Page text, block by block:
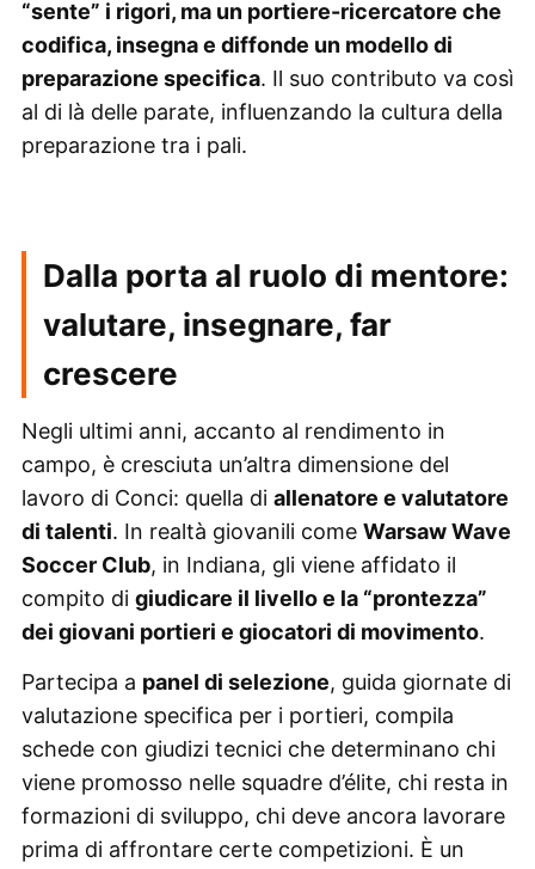
“sente” i rigori, ma un portiere-ricercatore che
codifica, insegna e diffonde un modello di
preparazione specifica. Il suo contributo va così
al di là delle parate, influenzando la cultura della
preparazione tra i pali.
Dalla porta al ruolo di mentore:
valutare, insegnare, far
crescere
Negli ultimi anni, accanto al rendimento in
campo, è cresciuta un’altra dimensione del
lavoro di Conci: quella di allenatore e valutatore
di talenti. In realtà giovanili come Warsaw Wave
Soccer Club, in Indiana, gli viene affidato il
compito di giudicare il livello e la “prontezza”
dei giovani portieri e giocatori di movimento.
Partecipa a panel di selezione, guida giornate di
valutazione specifica per i portieri, compila
schede con giudizi tecnici che determinano chi
viene promosso nelle squadre d’élite, chi resta in
formazioni di sviluppo, chi deve ancora lavorare
prima di affrontare certe competizioni. È un